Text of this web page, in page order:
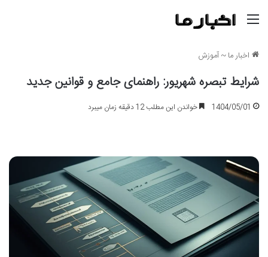
اخبار ما~آموزش
شرایط تبصره شهریور: راهنمای جامع و قوانین جدید
1404/05/01 خواندن این مطلب 12 دقیقه زمان میبرد